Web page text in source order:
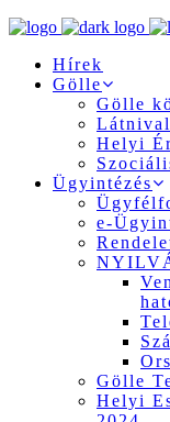
Hírek
Gölle
Gölle
Helyi
Ügyintézés
e-
Gölle
Helyi